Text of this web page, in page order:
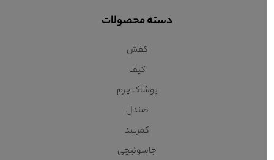
دسته محصولات
کفش
کیف
پوشاک چرم
صندل
کمربند
جاسوئیچی